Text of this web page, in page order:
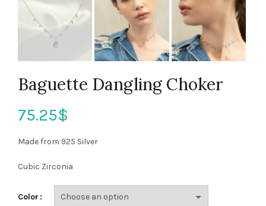
Baguette Dangling Choker
75.25$
Made from 925 Silver
Cubic Zirconia
Color